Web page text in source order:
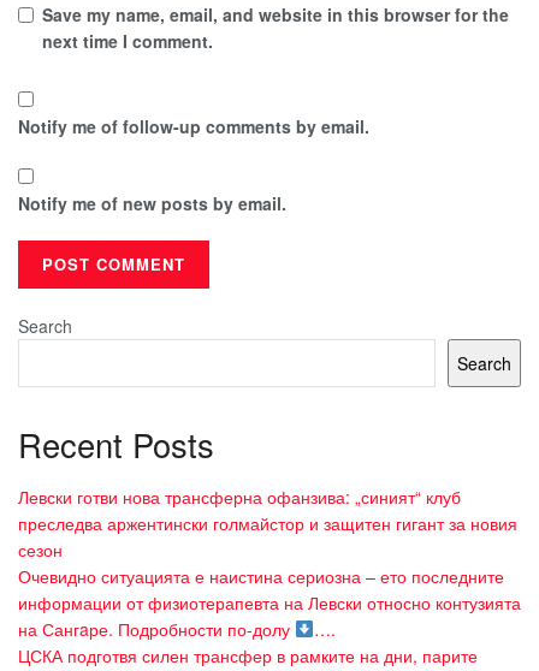
Save my name, email, and website in this browser for the
next time I comment.
Notify me of follow-up comments by email.
Notify me of new posts by email.
Search
Search
Recent Posts
Левски готви нова трансферна офанзива: „синият“ клуб
преследва аржентински голмайстор и защитен гигант за новия
сезон
Очевидно ситуацията е наистина сериозна – ето последните
информации от физиотерапевта на Левски относно контузията
на Сангaре. Подробности по-долу
….
ЦСКА подготвя силен трансфер в рамките на дни, парите